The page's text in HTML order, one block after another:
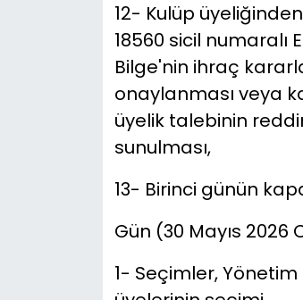
12- Kulüp
18560 sicil numaralı
Bilge'nin ihraç
onaylanması veya
üyelik talebinin
sunulması,
13- Birinci günün
Gün (30 Mayıs
1- Seçimler, Yönetim